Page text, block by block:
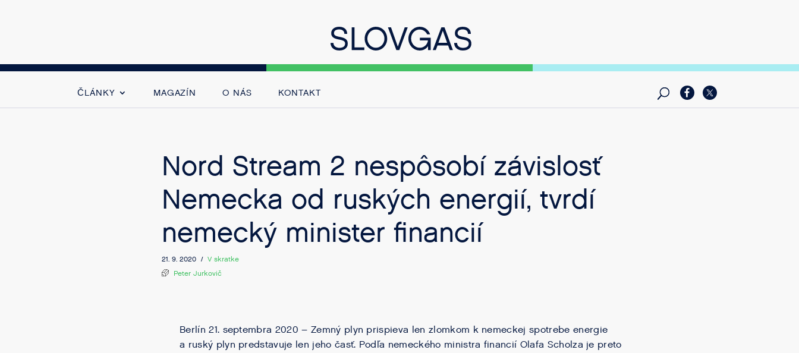
ČLÁNKY MAGAZÍN O NÁS KONTAKT
Nord Stream 2 nespôsobí závislosť
Nemecka od ruských energií, tvrdí
nemecký minister financií
21. 9. 2020 / V skratke
Peter Jurkovič
Berlín 21. septembra 2020 – Zemný plyn prispieva len zlomkom k nemeckej spotrebe energie
a ruský plyn predstavuje len jeho časť. Podľa nemeckého ministra financií Olafa Scholza je preto